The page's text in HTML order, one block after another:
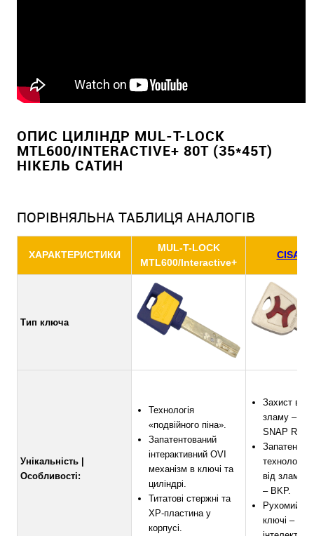
ОПИС ЦИЛІНДР MUL-T-LOCK
MTL600/INTERACTIVE+ 80T (35*45T)
НІКЕЛЬ САТИН
ПОРІВНЯЛЬНА ТАБЛИЦЯ АНАЛОГІВ
ХАРАКТЕРИСТИКИ
MUL-T-LOCK
MTL600/Interactive+
CISA
Тип ключа
Унікальність |
Особливості:
Технологія
«подвійного піна».
Запатентований
інтерактивний OVI
механізм в ключі та
циліндрі.
Титатові стержні та
ХР-пластина у
корпусі.
Захист від
зламу –
SNAP
технологія
від зламу
– BKP.
Рухомий
ключі –